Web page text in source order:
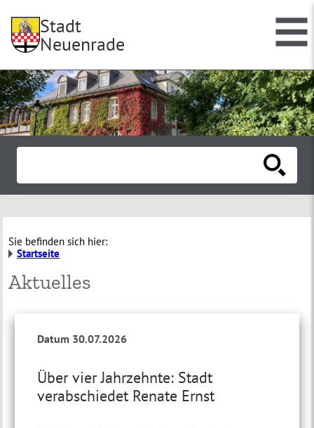
Stadt
Neuenrade
Sie befinden sich hier:
Startseite
Aktuelles
Über vier Jahrzehnte: Stadt
verabschiedet Renate Ernst
Datum 30.07.2026